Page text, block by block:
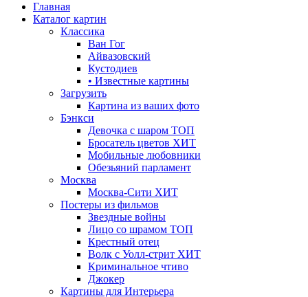
Главная
Каталог картин
Классика
Ван Гог
Айвазовский
Кустодиев
• Известные картины
Загрузить
Картина из ваших фото
Бэнкси
Девочка с шаром ТОП
Бросатель цветов ХИТ
Мобильные любовники
Обезьяний парламент
Москва
Москва-Сити ХИТ
Постеры из фильмов
Звездные войны
Лицо со шрамом ТОП
Крестный отец
Волк с Уолл-стрит ХИТ
Криминальное чтиво
Джокер
Картины для Интерьера